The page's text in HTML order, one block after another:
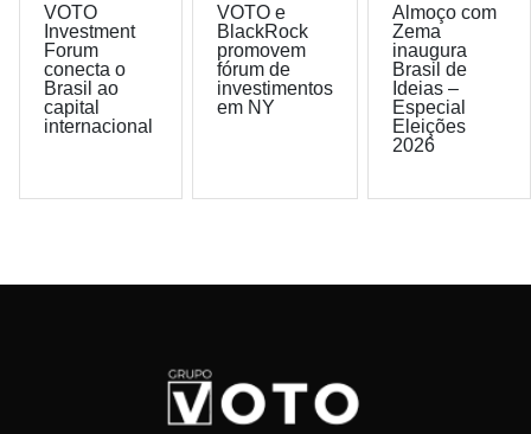
VOTO
Investment
Forum
conecta o
Brasil ao
capital
internacional
VOTO e
BlackRock
promovem
fórum de
investimentos
em NY
Almoço com
Zema
inaugura
Brasil de
Ideias –
Especial
Eleições
2026